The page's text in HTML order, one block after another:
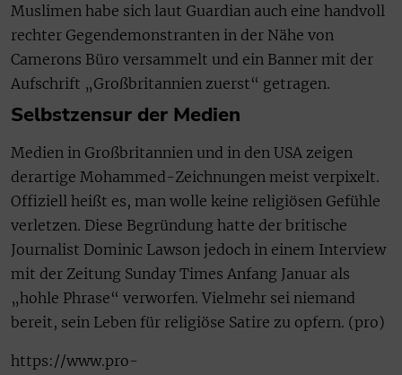
Muslimen habe sich laut Guardian auch eine handvoll
rechter Gegendemonstranten in der Nähe von
Camerons Büro versammelt und ein Banner mit der
Aufschrift „Großbritannien zuerst“ getragen.
Selbstzensur der Medien
Medien in Großbritannien und in den USA zeigen
derartige Mohammed-Zeichnungen meist verpixelt.
Offiziell heißt es, man wolle keine religiösen Gefühle
verletzen. Diese Begründung hatte der britische
Journalist Dominic Lawson jedoch in einem Interview
mit der Zeitung Sunday Times Anfang Januar als
„hohle Phrase“ verworfen. Vielmehr sei niemand
bereit, sein Leben für religiöse Satire zu opfern. (pro)
https://www.pro-